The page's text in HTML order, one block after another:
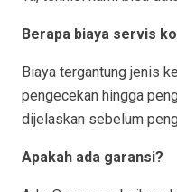
Berapa biaya servis
Biaya tergantung jenis
pengecekan hingga
dijelaskan sebelum
Apakah ada garansi?